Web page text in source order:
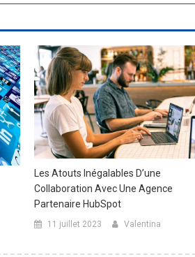
Les Atouts Inégalables D’une
Collaboration Avec Une Agence
Partenaire HubSpot
11 juillet 2023 Valentina